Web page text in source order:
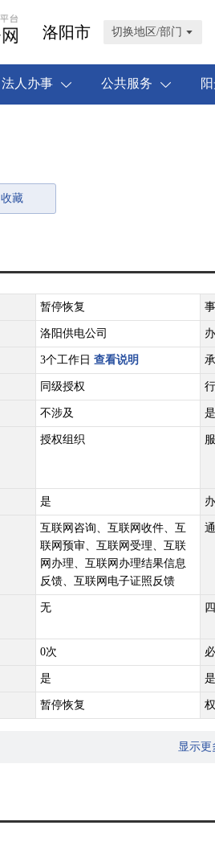
洛阳市 切换地区/部门
法人办事 公共服务
收藏
暂停恢复
洛阳供电公司
3个工作日 查看说明
同级授权
不涉及
授权组织
是
互联网咨询、互联网收件、互
联网预审、互联网受理、互联
网办理、互联网办理结果信息
反馈、互联网电子证照反馈
无
0次
是
暂停恢复
显示更